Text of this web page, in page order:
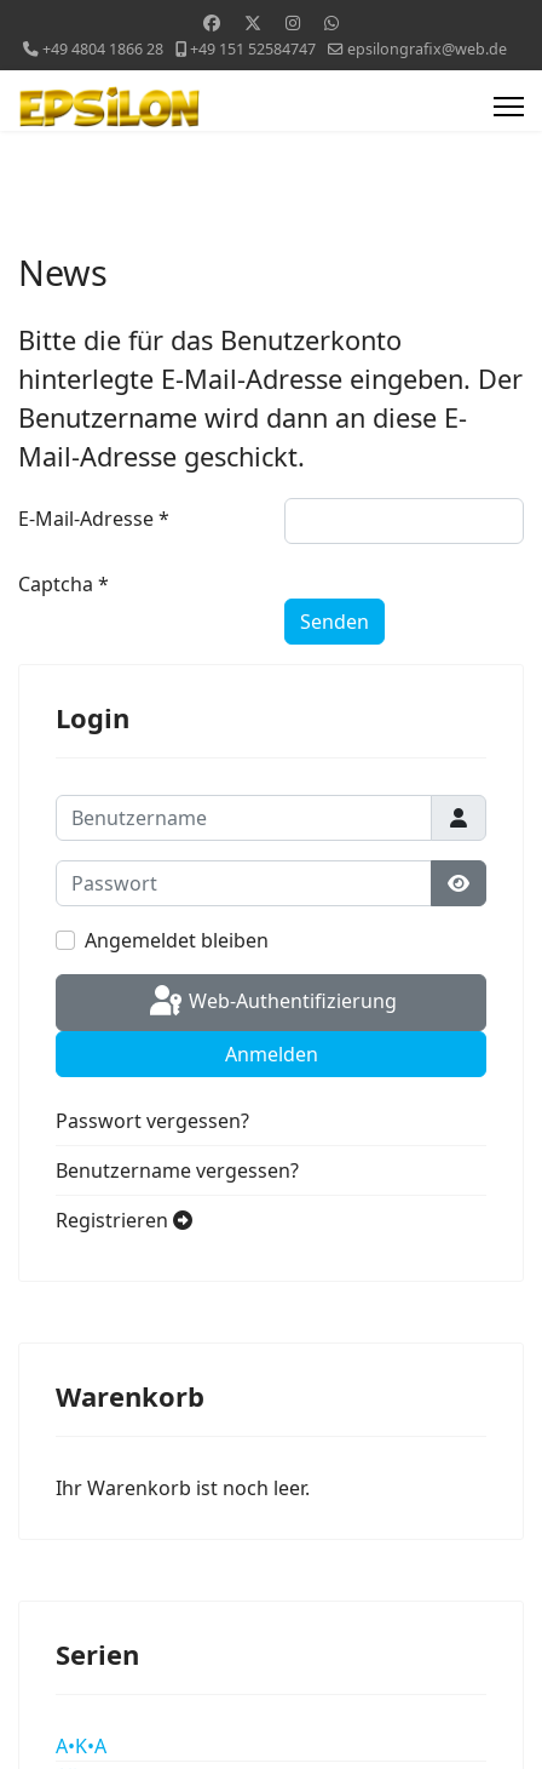
+49 4804 1866 28 +49 151 52584747 epsilongrafix@web.de
News
Bitte die für das Benutzerkonto
hinterlegte E-Mail-Adresse eingeben. Der
Benutzername wird dann an diese E-
Mail-Adresse geschickt.
E-Mail-Adresse*
Captcha *
Senden
Login
Benutzername
Passwort
Angemeldet bleiben
Web-Authentifizierung
Anmelden
Passwort vergessen?
Benutzername vergessen?
Registrieren
Warenkorb
Ihr Warenkorb ist noch leer.
Serien
A•K•A